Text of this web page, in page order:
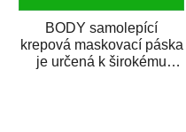
BODY samolepící
krepová maskovací páska
je určená k širokému